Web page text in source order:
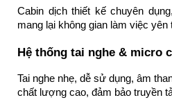
Cabin dịch thiết kế chuyên
mang lại không gian làm việc yên
Hệ thống tai nghe & micro
Tai nghe nhẹ, dễ sử dụng, âm
chất lượng cao, đảm bảo truyền